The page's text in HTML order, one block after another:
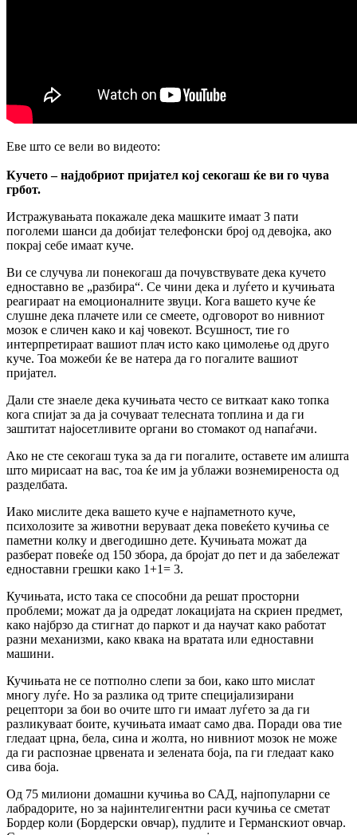
Еве што се вели во видеото:
Кучето – најдобриот пријател кој секогаш ќе ви го чува
грбот.
Истражувањата покажале дека машките имаат 3 пати
поголеми шанси да добијат телефонски број од девојка, ако
покрај себе имаат куче.
Ви се случува ли понекогаш да почувствувате дека кучето
едноставно ве „разбира“. Се чини дека и луѓето и кучињата
реагираат на емоционалните звуци. Кога вашето куче ќе
слушне дека плачете или се смеете, одговорот во нивниот
мозок е сличен како и кај човекот. Всушност, тие го
интерпретираат вашиот плач исто како цимолење од друго
куче. Тоа можеби ќе ве натера да го погалите вашиот
пријател.
Дали сте знаеле дека кучињата често се виткаат како топка
кога спијат за да ја сочуваат телесната топлина и да ги
заштитат најосетливите органи во стомакот од напаѓачи.
Ако не сте секогаш тука за да ги погалите, оставете им алишта
што мирисаат на вас, тоа ќе им ја ублажи вознемиреноста од
разделбата.
Иако мислите дека вашето куче е најпаметното куче,
психолозите за животни веруваат дека повеќето кучиња се
паметни колку и двегодишно дете. Кучињата можат да
разберат повеќе од 150 збора, да бројат до пет и да забележат
едноставни грешки како 1+1= 3.
Кучињата, исто така се способни да решат просторни
проблеми; можат да ја одредат локацијата на скриен предмет,
како нaјбрзо да стигнат до паркот и да научат како работат
разни механизми, како квака на вратата или едноставни
машини.
Кучињата не се потполно слепи за бои, како што мислат
многу луѓе. Но за разлика од трите специјализирани
рецептори за бои во очите што ги имаат луѓето за да ги
разликуваат боите, кучињата имаат само два. Поради ова тие
гледаат црна, бела, сина и жолта, но нивниот мозок не може
да ги распознае црвената и зелената боја, па ги гледаат како
сива боја.
Од 75 милиони домашни кучиња во САД, најпопуларни се
лабрадорите, но за најинтелигентни раси кучиња се сметат
Бордер коли (Бордерски овчар), пудлите и Германскиот овчар.